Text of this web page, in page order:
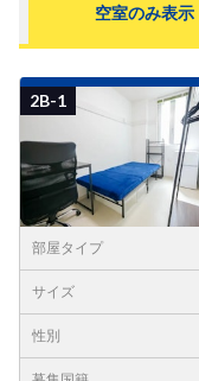
空室のみ表示
2B-1
部屋写真を見る
部屋タイプ
サイズ
性別